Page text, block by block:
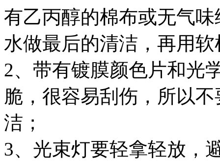
有乙丙醇的棉布或无气
水做最后的清洁，再
2、带有镀膜颜色片和光
脆，很容易刮伤，所以
洁；
3、光束灯要轻拿轻放